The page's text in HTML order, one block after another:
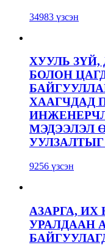
34983 үзсэн
ХУУЛЬ
БОЛОН
ХААГЧДАД
МЭДЭЭЛЭЛ
9256 үзсэн
АЗАРГА,
УРАЛДААН